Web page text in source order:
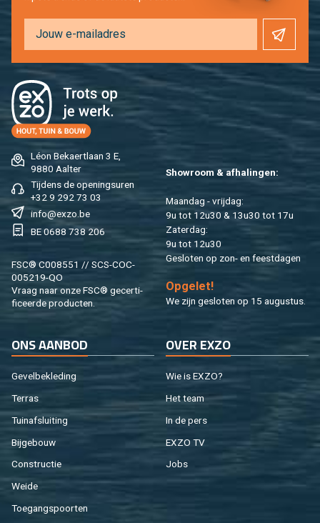
Léon Be­kaert­laan 3 E,
9880 Aal­ter
Tij­dens de ope­nings­uren
+32 9 292 73 03
info@​exzo.​be
BE 0688 738 206
FSC® C008551 // SCS-COC-
005219-QO
Vraag naar onze FSC® ge­cer­ti­
fi­ceer­de pro­duc­ten.
Show­room & af­ha­lin­gen:
Maan­dag - vrij­dag:
9u tot 12u30 & 13u30 tot 17u
Za­ter­dag:
9u tot 12u30
Ge­slo­ten op zon- en feest­da­gen
Op­ge­let!
We zijn ge­slo­ten op 15 au­gus­tus.
ONS AAN­BOD
Ge­vel­be­kle­ding
Ter­ras
Tuin­af­slui­ting
Bij­ge­bouw
Con­struc­tie
Weide
Toe­gangs­poor­ten
OVER EXZO
Wie is EXZO?
Het team
In de pers
EXZO TV
Jobs